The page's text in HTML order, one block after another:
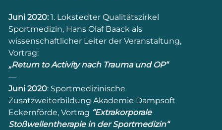
Juni 2020:1. Lokstedter Qualitätszirkel
Sportmedizin, Hans Olaf Baack als
wissenschaftlicher Leiter der Veranstaltung,
Vortrag:
„Return to Activity nach Trauma und OP“
—
Juni 2020: Sportmedizinische
Zusatzweiterbildung Akademie Dampsoft
Eckernförde, Vortrag “Extrakorporale
Stoßwellentherapie in der Sportmedizin“